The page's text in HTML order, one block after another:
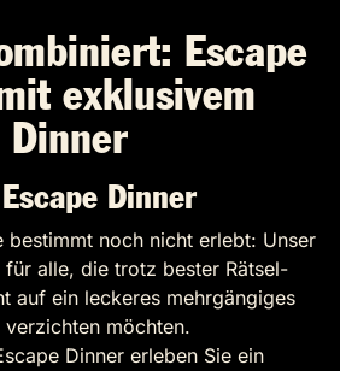
Escape
exklusivem
Dinner
Escape Dinner
bestimmt noch nicht erlebt: Unser
für alle, die trotz bester Rätsel-
auf ein leckeres mehrgängiges
verzichten möchten.
Dinner erleben Sie ein